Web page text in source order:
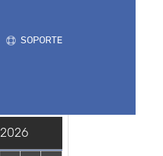
SOPORTE
2026